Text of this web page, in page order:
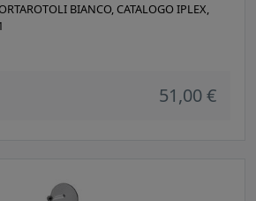
BIANCO, CATALOGO IPLEX,
51,00 €